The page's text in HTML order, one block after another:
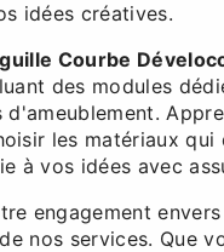
idées créatives.
Courbe
des modules
les matériaux qui
à vos idées avec
engagement
nos services. Que